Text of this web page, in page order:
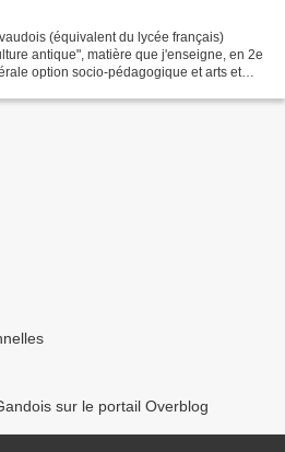
(équivalent du lycée français)
antique", matière que j'enseigne, en 2e
option socio-pédagogique et arts et
sur le portail Overblog